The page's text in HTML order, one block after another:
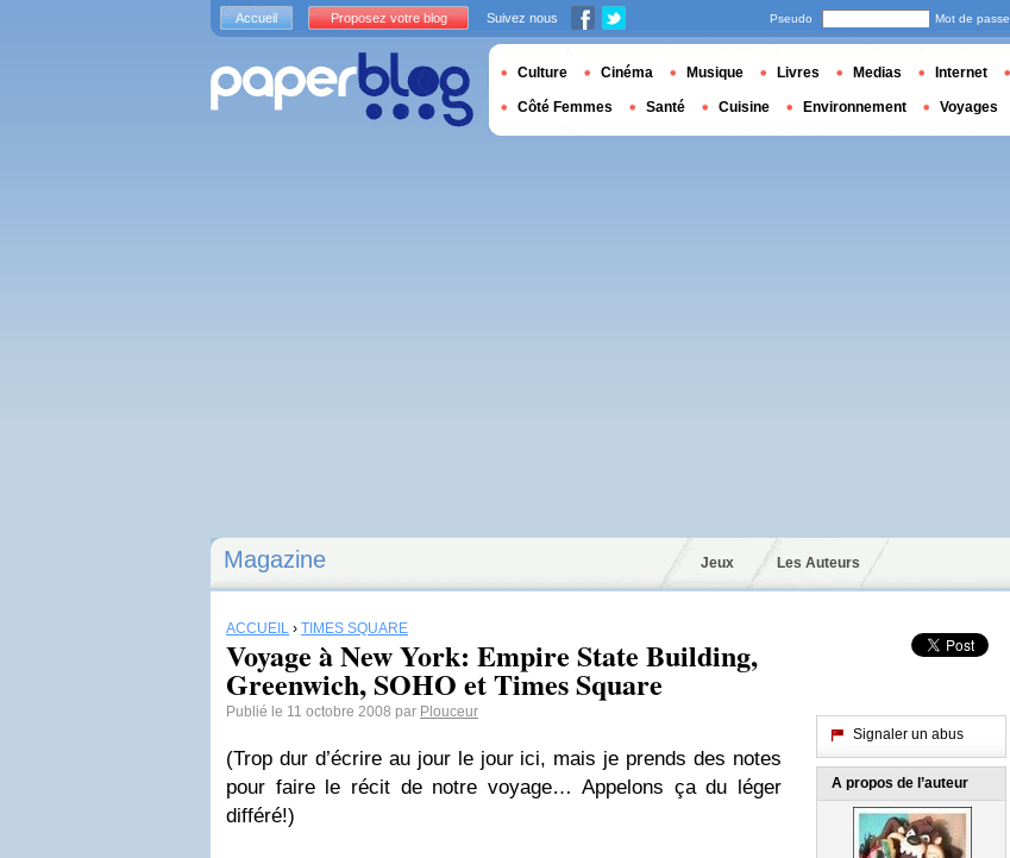
Magazine Jeux Les Auteurs
ACCUEIL › TIMES SQUARE
Voyage à New York: Empire State Building,
Greenwich, SOHO et Times Square
Publié le 11 octobre 2008 par Plouceur
(Trop dur d’écrire au jour le jour ici, mais je prends des notes
pour faire le récit de notre voyage… Appelons ça du léger
différé!)
Signaler un abus
A propos de l’auteur
Accueil Proposez votre blog Suivez nous Pseudo Mot de passe
Culture Cinéma Musique Livres Medias Internet
Côté Femmes Santé Cuisine Environnement Voyages